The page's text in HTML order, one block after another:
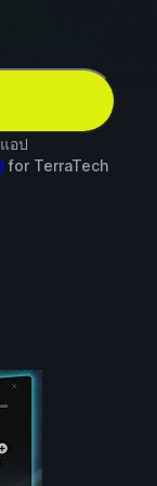
อป
for TerraTech